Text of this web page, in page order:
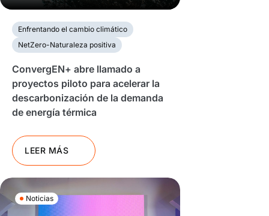
Enfrentando el cambio climático
NetZero-Naturaleza positiva
ConvergEN+ abre llamado a
proyectos piloto para acelerar la
descarbonización de la demanda
de energía térmica
LEER MÁS
Noticias